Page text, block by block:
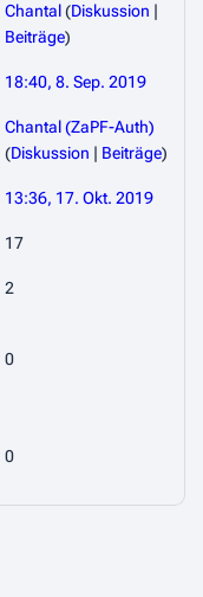
Chantal(Diskussion |
Beiträge)
18:40, 8. Sep. 2019
Chantal (ZaPF-Auth)
(Diskussion | Beiträge)
13:36, 17. Okt. 2019
17
2
0
0